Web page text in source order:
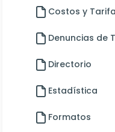
Costos y
Denuncias de
Directorio
Estadística
Formatos